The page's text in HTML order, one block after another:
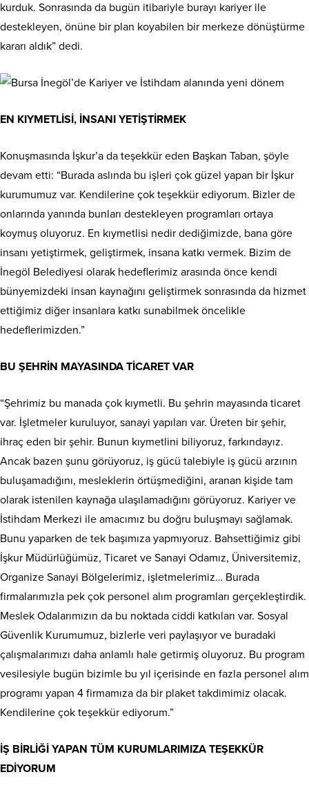
kurduk. Sonrasında da bugün itibariyle burayı kariyer ile
destekleyen, önüne bir plan koyabilen bir merkeze dönüştürme
kararı aldık” dedi.
EN KIYMETLİSİ, İNSANI YETİŞTİRMEK
Konuşmasında İşkur’a da teşekkür eden Başkan Taban, şöyle
devam etti: “Burada aslında bu işleri çok güzel yapan bir İşkur
kurumumuz var. Kendilerine çok teşekkür ediyorum. Bizler de
onlarında yanında bunları destekleyen programları ortaya
koymuş oluyoruz. En kıymetlisi nedir dediğimizde, bana göre
insanı yetiştirmek, geliştirmek, insana katkı vermek. Bizim de
İnegöl Belediyesi olarak hedeflerimiz arasında önce kendi
bünyemizdeki insan kaynağını geliştirmek sonrasında da hizmet
ettiğimiz diğer insanlara katkı sunabilmek öncelikle
hedeflerimizden.”
BU ŞEHRİN MAYASINDA TİCARET VAR
“Şehrimiz bu manada çok kıymetli. Bu şehrin mayasında ticaret
var. İşletmeler kuruluyor, sanayi yapıları var. Üreten bir şehir,
ihraç eden bir şehir. Bunun kıymetlini biliyoruz, farkındayız.
Ancak bazen şunu görüyoruz, iş gücü talebiyle iş gücü arzının
buluşamadığını, mesleklerin örtüşmediğini, aranan kişide tam
olarak istenilen kaynağa ulaşılamadığını görüyoruz. Kariyer ve
İstihdam Merkezi ile amacımız bu doğru buluşmayı sağlamak.
Bunu yaparken de tek başımıza yapmıyoruz. Bahsettiğimiz gibi
İşkur Müdürlüğümüz, Ticaret ve Sanayi Odamız, Üniversitemiz,
Organize Sanayi Bölgelerimiz, işletmelerimiz… Burada
firmalarımızla pek çok personel alım programları gerçekleştirdik.
Meslek Odalarımızın da bu noktada ciddi katkıları var. Sosyal
Güvenlik Kurumumuz, bizlerle veri paylaşıyor ve buradaki
çalışmalarımızı daha anlamlı hale getirmiş oluyoruz. Bu program
vesilesiyle bugün bizimle bu yıl içerisinde en fazla personel alım
programı yapan 4 firmamıza da bir plaket takdimimiz olacak.
Kendilerine çok teşekkür ediyorum.”
İŞ BİRLİĞİ YAPAN TÜM KURUMLARIMIZA TEŞEKKÜR
EDİYORUM